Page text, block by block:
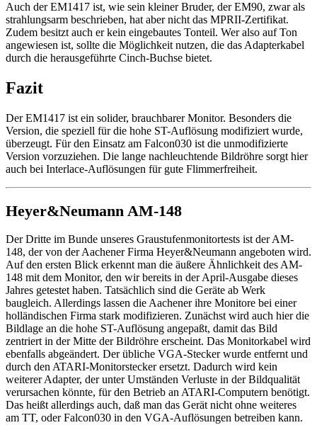
Auch der EM1417 ist, wie sein kleiner Bruder, der EM90, zwar als
strahlungsarm beschrieben, hat aber nicht das MPRII-Zertifikat.
Zudem besitzt auch er kein eingebautes Tonteil. Wer also auf Ton
angewiesen ist, sollte die Möglichkeit nutzen, die das Adapterkabel
durch die herausgeführte Cinch-Buchse bietet.
Fazit
Der EM1417 ist ein solider, brauchbarer Monitor. Besonders die
Version, die speziell für die hohe ST-Auflösung modifiziert wurde,
überzeugt. Für den Einsatz am Falcon030 ist die unmodifizierte
Version vorzuziehen. Die lange nachleuchtende Bildröhre sorgt hier
auch bei Interlace-Auflösungen für gute Flimmerfreiheit.
Heyer&Neumann AM-148
Der Dritte im Bunde unseres Graustufenmonitortests ist der AM-
148, der von der Aachener Firma Heyer&Neumann angeboten wird.
Auf den ersten Blick erkennt man die äußere Ähnlichkeit des AM-
148 mit dem Monitor, den wir bereits in der April-Ausgabe dieses
Jahres getestet haben. Tatsächlich sind die Geräte ab Werk
baugleich. Allerdings lassen die Aachener ihre Monitore bei einer
holländischen Firma stark modifizieren. Zunächst wird auch hier die
Bildlage an die hohe ST-Auflösung angepaßt, damit das Bild
zentriert in der Mitte der Bildröhre erscheint. Das Monitorkabel wird
ebenfalls abgeändert. Der übliche VGA-Stecker wurde entfernt und
durch den ATARI-Monitorstecker ersetzt. Dadurch wird kein
weiterer Adapter, der unter Umständen Verluste in der Bildqualität
verursachen könnte, für den Betrieb an ATARI-Computern benötigt.
Das heißt allerdings auch, daß man das Gerät nicht ohne weiteres
am TT, oder Falcon030 in den VGA-Auflösungen betreiben kann.